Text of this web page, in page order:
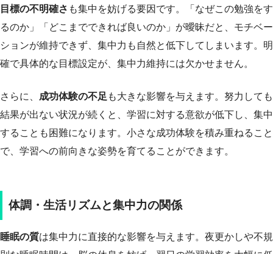
目標の不明確さ も集中を妨げる要因です。「なぜこの勉強をす
るのか」「どこまでできれば良いのか」が曖昧だと、モチベー
ションが維持できず、集中力も自然と低下してしまいます。明
確で具体的な目標設定が、集中力維持には欠かせません。
さらに、 成功体験の不足 も大きな影響を与えます。努力しても
結果が出ない状況が続くと、学習に対する意欲が低下し、集中
することも困難になります。小さな成功体験を積み重ねること
で、学習への前向きな姿勢を育てることができます。
体調・生活リズムと集中力の関係
睡眠の質は集中力に直接的な影響を与えます。夜更かしや不規